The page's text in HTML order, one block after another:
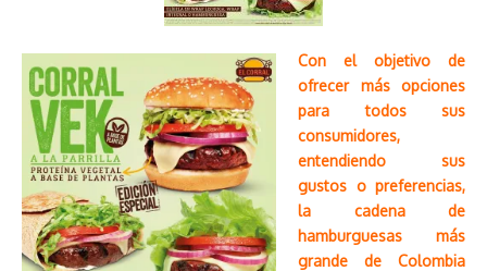
Con el objetivo de
ofrecer más opciones
para todos sus
consumidores,
entendiendo sus
gustos o preferencias,
la cadena de
hamburguesas más
grande de Colombia